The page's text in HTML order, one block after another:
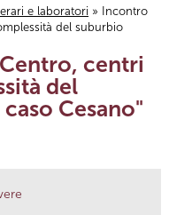
e laboratori » Incontro
del suburbio
centri
del
Cesano"